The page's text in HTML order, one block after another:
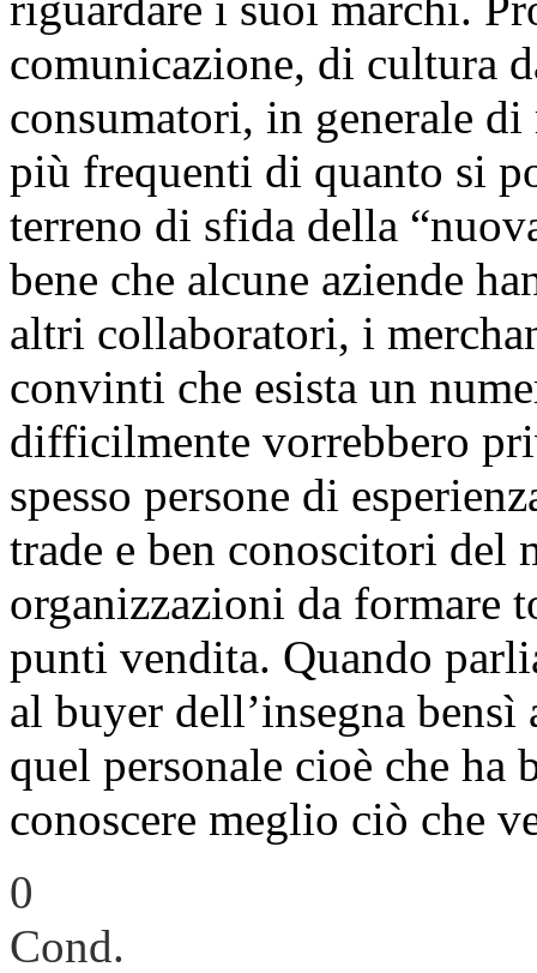
comunicazione, di cultura
consumatori, in generale
più frequenti di quanto si
terreno di sfida della
bene che alcune aziende
altri collaboratori, i
convinti che esista un
difficilmente vorrebbero
spesso persone di
trade e ben conoscitori del
organizzazioni da formare
punti vendita. Quando
al buyer dell’insegna
quel personale cioè che ha
conoscere meglio ciò che
0
Cond.